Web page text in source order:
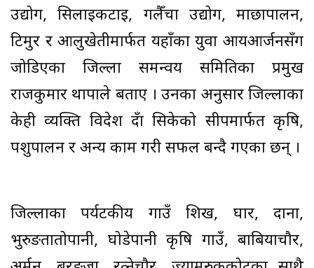
उद्योग, सिलाइकटाइ, गलैँचा उद्योग, माछापालन,
टिमुर र आलुखेतीमार्फत यहाँका युवा आयआर्जनसँग
जोडिएका जिल्ला समन्वय समितिका प्रमुख
राजकुमार थापाले बताए । उनका अनुसार जिल्लाका
केही व्यक्ति विदेश हुँदा सिकेको सीपमार्फत कृषि,
पशुपालन र अन्य काम गरी सफल बन्दै गएका छन् ।
जिल्लाका पर्यटकीय गाउँ शिख, घार, दाना,
भुरुङतातोपानी, घोडेपानी कृषि गाउँ, बाबियाचौर,